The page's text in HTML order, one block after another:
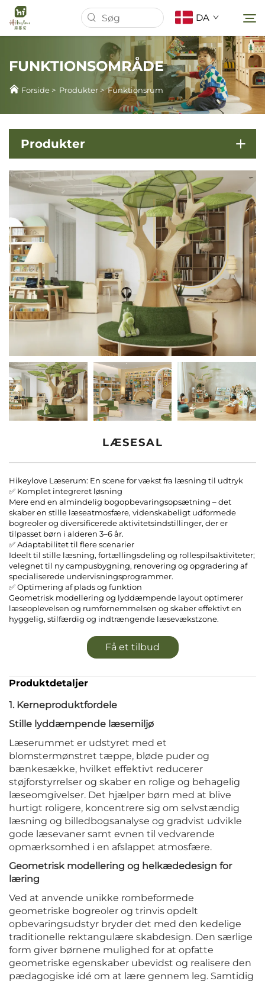
DA
Om os
Produkter
Nyheder
Sager
Download
Kontakt os
FUNKTIONSOMRÅDE
Forside > Produkter >Funktionsrum
Produkter
LÆSESAL
Hikeylove Læserum: En scene for vækst fra læsning til udtryk
✅ Komplet integreret løsning
Mere end en almindelig bogopbevaringsopsætning – det
skaber en stille læseatmosfære, videnskabeligt udformede
bogreoler og diversificerede aktivitetsindstillinger, der er
tilpasset børn i alderen 3–6 år.
✅ Adaptabilitet til flere scenarier
Ideelt til stille læsning, fortællingsdeling og rollespilsaktiviteter;
velegnet til ny campusbygning, renovering og opgradering af
specialiserede undervisningsprogrammer.
✅ Optimering af plads og funktion
Geometrisk modellering og lyddæmpende layout optimerer
læseoplevelsen og rumfornemmelsen og skaber effektivt en
hyggelig, stilfærdig og indtrængende læsevækstzone.
Få et tilbud
Produktdetaljer
1. Kerneproduktfordele
Stille lyddæmpende læsemiljø
Læserummet er udstyret med et
blomstermønstret tæppe, bløde puder og
bænkesække, hvilket effektivt reducerer
støjforstyrrelser og skaber en rolige og behagelig
læseomgivelser. Det hjælper børn med at blive
hurtigt roligere, koncentrere sig om selvstændig
læsning og billedbogsanalyse og gradvist udvikle
gode læsevaner samt evnen til vedvarende
opmærksomhed i en afslappet atmosfære.
Geometrisk modellering og helkædedesign for
læring
Ved at anvende unikke rombeformede
geometriske bogreoler og trinvis opdelt
opbevaringsudstyr bryder det med den kedelige
traditionelle rektangulære skabdesign. Den særlige
form giver børnene mulighed for at opfatte
geometriske egenskaber ubevidst og realisere den
pædagogiske idé om at lære gennem leg. Samtidig